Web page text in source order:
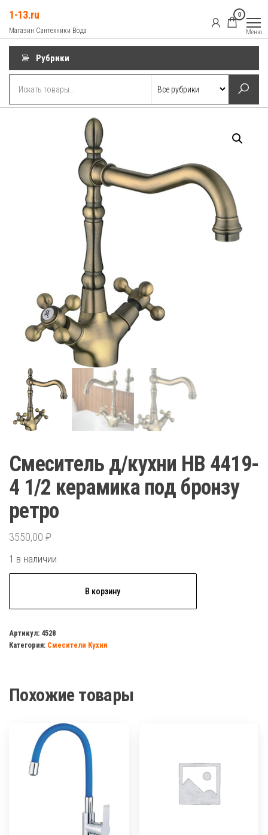
содержимому
1-13.ru
Магазин Сантехники Вода
0
Меню
Рубрики
Смеситель д/кухни HB 4419-
4 1/2 керамика под бронзу
ретро
3550,00 ₽
1 в наличии
д/
кухни
4
керамика
бронзу
В корзину
Артикул: 4528
Категория: Смесители Кухня
Похожие товары